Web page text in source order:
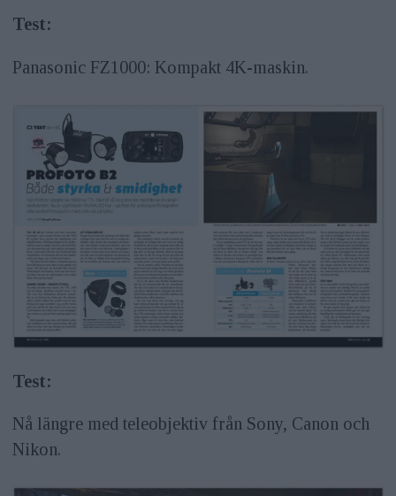
Test:
Panasonic FZ1000: Kompakt 4K-maskin.
Test:
Nå längre med teleobjektiv från Sony, Canon och
Nikon.